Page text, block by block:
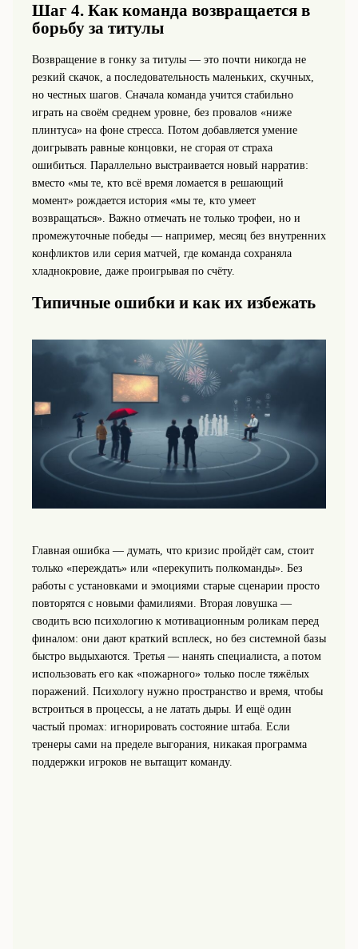
Шаг 4. Как команда возвращается в
борьбу за титулы
Возвращение в гонку за титулы — это почти никогда не
резкий скачок, а последовательность маленьких, скучных,
но честных шагов. Сначала команда учится стабильно
играть на своём среднем уровне, без провалов «ниже
плинтуса» на фоне стресса. Потом добавляется умение
доигрывать равные концовки, не сгорая от страха
ошибиться. Параллельно выстраивается новый нарратив:
вместо «мы те, кто всё время ломается в решающий
момент» рождается история «мы те, кто умеет
возвращаться». Важно отмечать не только трофеи, но и
промежуточные победы — например, месяц без внутренних
конфликтов или серия матчей, где команда сохраняла
хладнокровие, даже проигрывая по счёту.
Типичные ошибки и как их избежать
Главная ошибка — думать, что кризис пройдёт сам, стоит
только «переждать» или «перекупить полкоманды». Без
работы с установками и эмоциями старые сценарии просто
повторятся с новыми фамилиями. Вторая ловушка —
сводить всю психологию к мотивационным роликам перед
финалом: они дают краткий всплеск, но без системной базы
быстро выдыхаются. Третья — нанять специалиста, а потом
использовать его как «пожарного» только после тяжёлых
поражений. Психологу нужно пространство и время, чтобы
встроиться в процессы, а не латать дыры. И ещё один
частый промах: игнорировать состояние штаба. Если
тренеры сами на пределе выгорания, никакая программа
поддержки игроков не вытащит команду.